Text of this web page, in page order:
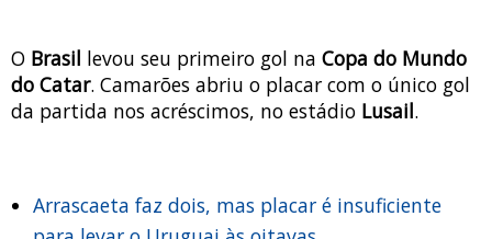
O Brasil levou seu primeiro gol na Copa do Mundo
do Catar. Camarões abriu o placar com o único gol
da partida nos acréscimos, no estádio Lusail.
Arrascaeta faz dois, mas placar é insuficiente